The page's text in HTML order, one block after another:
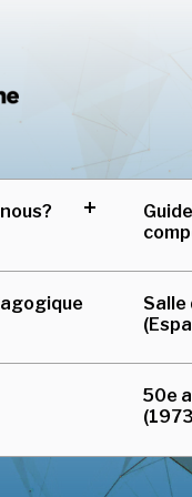
expand
Salle
50e